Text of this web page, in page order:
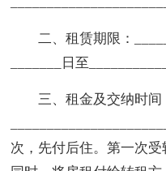
二、租赁期限：
_______日至
三、租金及交纳时间
次，先付后住。第一次